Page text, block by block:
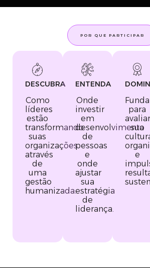
POR QUE PARTICIPAR
DESCUBRA
Como
líderes
estão
transformando
suas
organizações
através
de
uma
gestão
humanizada.
ENTENDA
Onde
investir
em
desenvolvimento
de
pessoas
e
onde
ajustar
sua
estratégia
de
liderança.
para
avaliar
sua
e